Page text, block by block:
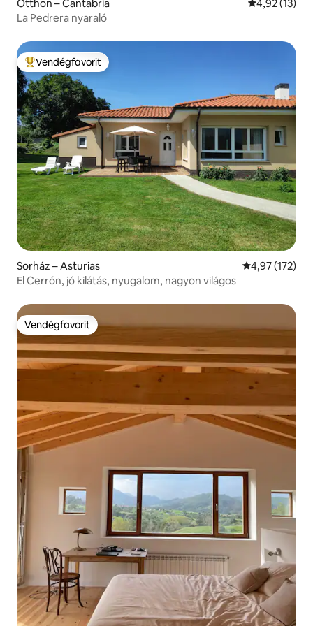
Otthon – Cantabria Átlagos
4,92 (13)
La Pedrera nyaraló
Kiemelt vendégfavorit
Vendégfavorit
Sorház – Asturias Átlagos
4,97 (172)
El Cerrón, jó kilátás, nyugalom, nagyon világos
Vendégfavorit
Vendégfavorit